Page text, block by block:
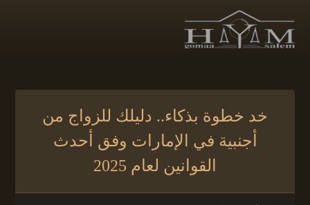
خد خطوة بذكاء.. دليلك للزواج من
أجنبية في الإمارات وفق أحدث
القوانين لعام 2025